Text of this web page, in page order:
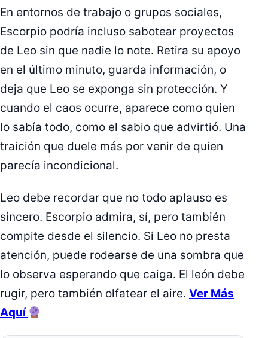
En entornos de trabajo o grupos sociales,
Escorpio podría incluso sabotear proyectos
de Leo sin que nadie lo note. Retira su apoyo
en el último minuto, guarda información, o
deja que Leo se exponga sin protección. Y
cuando el caos ocurre, aparece como quien
lo sabía todo, como el sabio que advirtió. Una
traición que duele más por venir de quien
parecía incondicional.
Leo debe recordar que no todo aplauso es
sincero. Escorpio admira, sí, pero también
compite desde el silencio. Si Leo no presta
atención, puede rodearse de una sombra que
lo observa esperando que caiga. El león debe
rugir, pero también olfatear el aire. Ver Más
Aquí